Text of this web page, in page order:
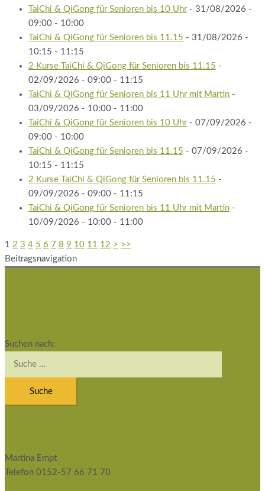
TaiChi & QiGong für Senioren bis 10 Uhr- 31/08/2026 -
09:00 - 10:00
TaiChi & QiGong für Senioren bis 11.15 - 31/08/2026 -
10:15 - 11:15
2 Kurse TaiChi & QiGong für Senioren bis 11.15 -
02/09/2026 - 09:00 - 11:15
TaiChi & QiGong für Senioren bis 11 Uhr mit Martin -
03/09/2026 - 10:00 - 11:00
TaiChi & QiGong für Senioren bis 10 Uhr- 07/09/2026 -
09:00 - 10:00
TaiChi & QiGong für Senioren bis 11.15 - 07/09/2026 -
10:15 - 11:15
2 Kurse TaiChi & QiGong für Senioren bis 11.15 -
09/09/2026 - 09:00 - 11:15
TaiChi & QiGong für Senioren bis 11 Uhr mit Martin -
10/09/2026 - 10:00 - 11:00
1 2 3 4 5 6 7 8 9 10 11 12 > >>
Beitragsnavigation
Suchen nach:
Martina Empt
Telefon 0152-57 66 71 70